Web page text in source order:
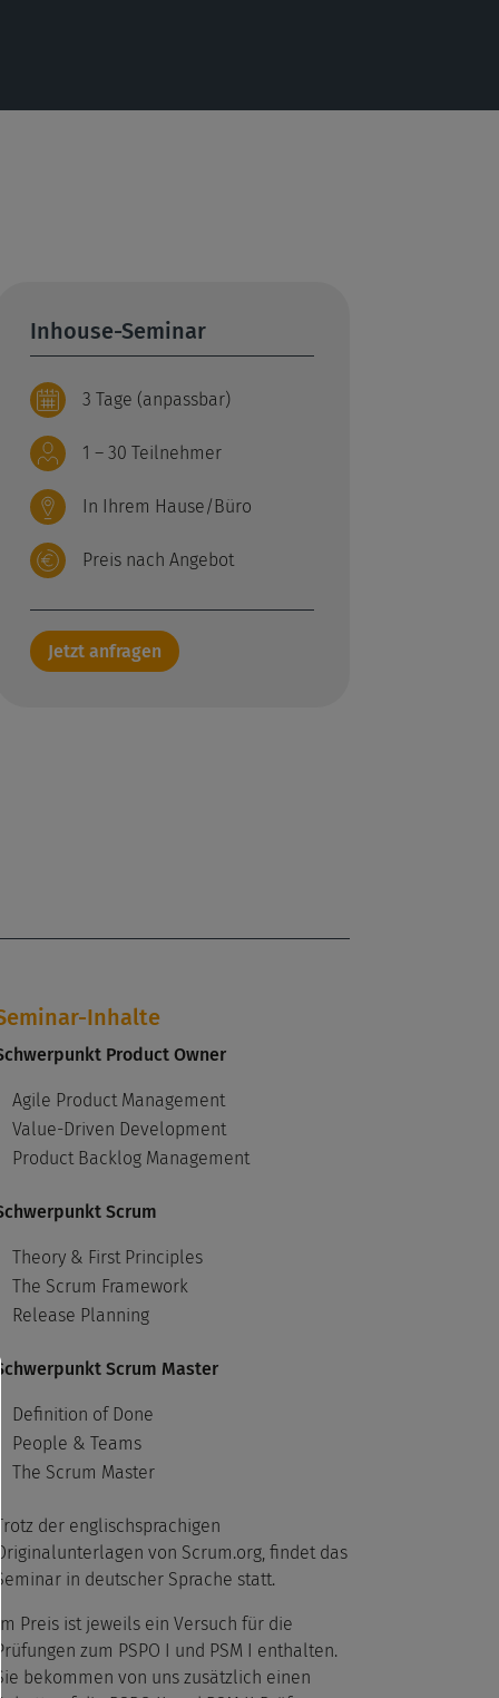
Inhouse-Seminar
3 Tage (anpassbar)
1 – 30 Teilnehmer
In Ihrem Hause/Büro
Preis nach Angebot
Jetzt anfragen
Inhalte
Product Owner
Agile Product Management
Value-Driven Development
Product Backlog Management
Scrum
Theory & First Principles
The Scrum Framework
Release Planning
Schwerpunkt Scrum Master
Definition of Done
People & Teams
The Scrum Master
Trotz der englischsprachigen
Originalunterlagen von Scrum.org, findet das
Seminar in deutscher Sprache statt.
Im Preis ist jeweils ein Versuch für die
Prüfungen zum PSPO I und PSM I enthalten.
Sie bekommen von uns zusätzlich einen